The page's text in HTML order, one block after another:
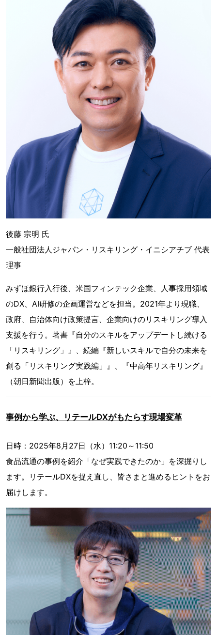
後藤 宗明 氏
一般社団法人ジャパン・リスキリング・イニシアチブ 代表
理事
みずほ銀⾏入⾏後、米国フィンテック企業、人事採用領域
のDX、AI研修の企画運営などを担当。2021年より現職、
政府、自治体向け政策提言、企業向けのリスキリング導入
支援を行う。著書『自分のスキルをアップデートし続ける
「リスキリング」』、続編『新しいスキルで自分の未来を
創る「リスキリング実践編」』、『中高年リスキリング』
（朝日新聞出版）を上梓。
事例から学ぶ、リテールDXがもたらす現場変革
日時：2025年8月27日（水）11:20～11:50
食品流通の事例を紹介「なぜ実践できたのか」を深掘りし
ます。リテールDXを捉え直し、皆さまと進めるヒントをお
届けします。